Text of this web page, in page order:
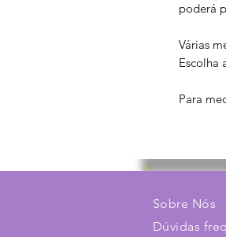
poderá
Várias
Escolha
Para
Sobre Nós
Dúvidas